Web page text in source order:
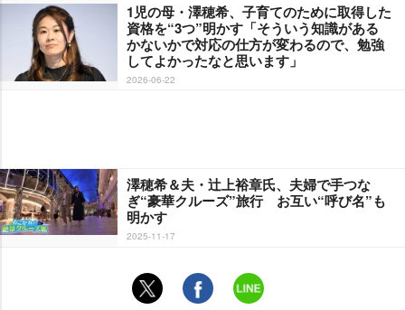
1児の母・澤穂希、子育てのために取得した
資格を“3つ”明かす「そういう知識がある
かないかで対応の仕方が変わるので、勉強
してよかったなと思います」
2026-06-22
澤穂希＆夫・辻上裕章氏、夫婦で手つな
ぎ“豪華クルーズ”旅行 お互い“呼び名”も
明かす
2025-11-17